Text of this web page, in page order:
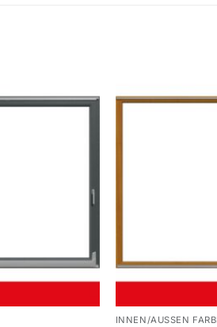
INNEN/AUSSEN